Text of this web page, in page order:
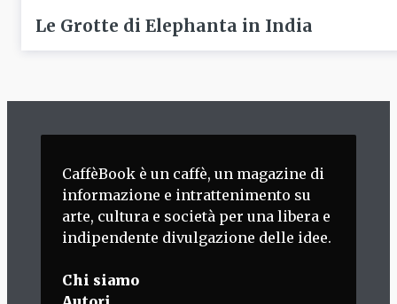
Le Grotte di Elephanta in India
CaffèBook è un caffè, un magazine di
informazione e intrattenimento su
arte, cultura e società per una libera e
indipendente divulgazione delle idee.
Chi siamo